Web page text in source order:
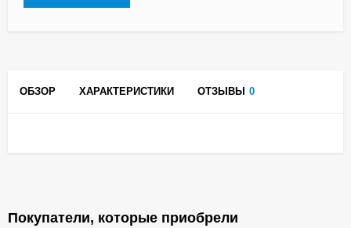
ОБЗОР ХАРАКТЕРИСТИКИ ОТЗЫВЫ 0
Покупатели, которые приобрели